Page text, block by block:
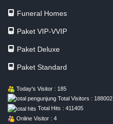
Funeral Homes
Paket VIP-VVIP
Paket Deluxe
Paket Standard
Today's Visitor : 185
Total Visitors : 188002
Total Hits : 411405
Online Visitor : 4